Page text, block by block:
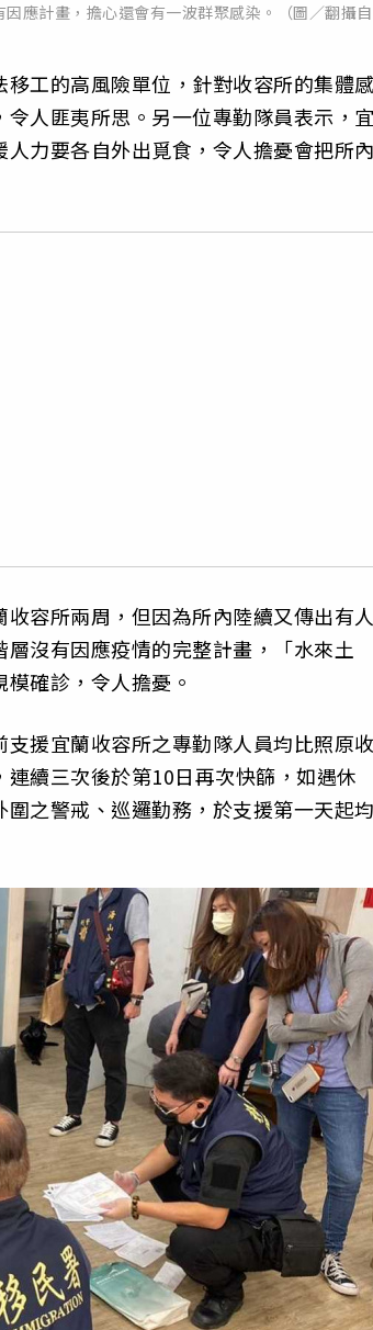
應計畫，擔心還會有一波群聚感染。（圖／翻攝
工的高風險單位，針對收容所的集體
人匪夷所思。另一位專勤隊員表示，
力要各自外出覓食，令人擔憂會把所
容所兩周，但因為所內陸續又傳出有
沒有因應疫情的完整計畫，「水來土
確診，令人擔憂。
援宜蘭收容所之專勤隊人員均比照原
續三次後於第10日再次快篩，如遇休
之警戒、巡邏勤務，於支援第一天起